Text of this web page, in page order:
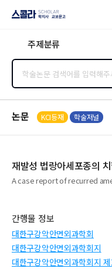
지사·교보문고
주제분류
논문 KCI등재 학술저널
재발성 법랑아세포종의
A case report of recurred
간행물 정보
대한구강악안면외과학회
대한구강악안면외과학회지
대한구강악안면외과학회지